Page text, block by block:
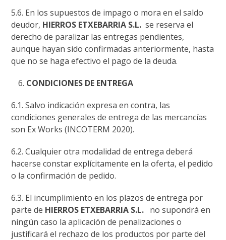
5.6. En los supuestos de impago o mora en el saldo
deudor, HIERROS ETXEBARRIA S.L. se reserva el
derecho de paralizar las entregas pendientes,
aunque hayan sido confirmadas anteriormente, hasta
que no se haga efectivo el pago de la deuda.
CONDICIONES DE ENTREGA
6.1. Salvo indicación expresa en contra, las
condiciones generales de entrega de las mercancías
son Ex Works (INCOTERM 2020).
6.2. Cualquier otra modalidad de entrega deberá
hacerse constar explícitamente en la oferta, el pedido
o la confirmación de pedido.
6.3. El incumplimiento en los plazos de entrega por
parte de HIERROS ETXEBARRIA S.L. no supondrá en
ningún caso la aplicación de penalizaciones o
justificará el rechazo de los productos por parte del